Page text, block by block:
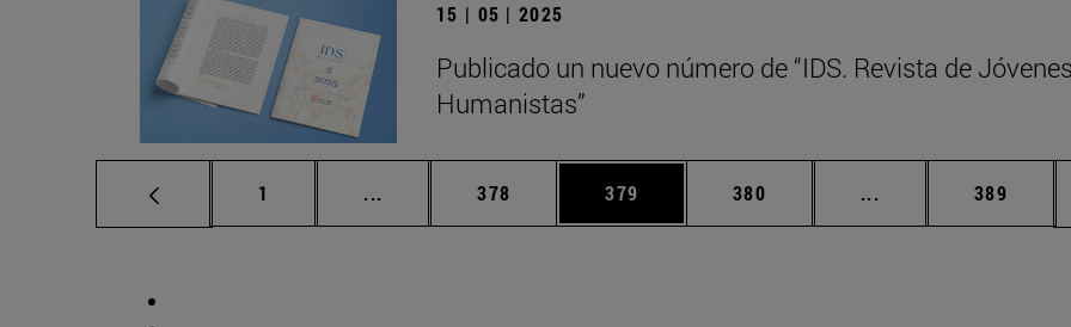
15 | 05 | 2025
Publicado un nuevo número de “IDS. Revista de Jóvenes
Humanistas”
Página
1 ... Páginas intermedias Use TAB para desplazarse.
Página
378 Página
379 Página
380 ... Páginas intermedias
Página
389